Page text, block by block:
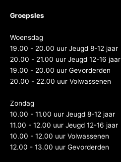
Groepsles
Woensdag
19.00 - 20.00 uur Jeugd 8-12 jaar
20.00 - 21.00 uur Jeugd 12-16 jaar
19.00 - 20.00 uur Gevorderden
20.00 - 22.00 uur Volwassenen
Zondag
10.00 - 11.00 uur Jeugd 8-12 jaar
11.00 - 12.00 uur Jeugd 12-16 jaar
10.00 - 12.00 uur Volwassenen
12.00 - 13.00 uur Gevorderden